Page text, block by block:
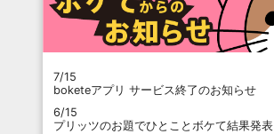
7/15
boketeアプリ サービス終了のお知らせ
6/15
プリッツのお題でひとことボケて結果発表